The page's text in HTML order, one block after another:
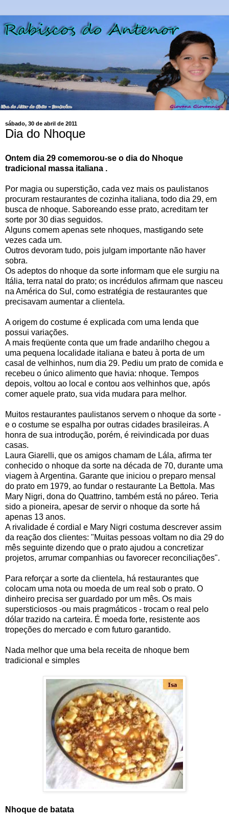
sábado, 30 de abril de 2011
Dia do Nhoque
Ontem dia 29 comemorou-se o dia do Nhoque
tradicional massa italiana .
Por magia ou superstição, cada vez mais os paulistanos
procuram restaurantes de cozinha italiana, todo dia 29, em
busca de nhoque. Saboreando esse prato, acreditam ter
sorte por 30 dias seguidos.
Alguns comem apenas sete nhoques, mastigando sete
vezes cada um.
Outros devoram tudo, pois julgam importante não haver
sobra.
Os adeptos do nhoque da sorte informam que ele surgiu na
Itália, terra natal do prato; os incrédulos afirmam que nasceu
na América do Sul, como estratégia de restaurantes que
precisavam aumentar a clientela.
A origem do costume é explicada com uma lenda que
possui variações.
A mais freqüente conta que um frade andarilho chegou a
uma pequena localidade italiana e bateu à porta de um
casal de velhinhos, num dia 29. Pediu um prato de comida e
recebeu o único alimento que havia: nhoque. Tempos
depois, voltou ao local e contou aos velhinhos que, após
comer aquele prato, sua vida mudara para melhor.
Muitos restaurantes paulistanos servem o nhoque da sorte -
e o costume se espalha por outras cidades brasileiras. A
honra de sua introdução, porém, é reivindicada por duas
casas.
Laura Giarelli, que os amigos chamam de Lála, afirma ter
conhecido o nhoque da sorte na década de 70, durante uma
viagem à Argentina. Garante que iniciou o preparo mensal
do prato em 1979, ao fundar o restaurante La Bettola. Mas
Mary Nigri, dona do Quattrino, também está no páreo. Teria
sido a pioneira, apesar de servir o nhoque da sorte há
apenas 13 anos.
A rivalidade é cordial e Mary Nigri costuma descrever assim
da reação dos clientes: "Muitas pessoas voltam no dia 29 do
mês seguinte dizendo que o prato ajudou a concretizar
projetos, arrumar companhias ou favorecer reconciliações".
Para reforçar a sorte da clientela, há restaurantes que
colocam uma nota ou moeda de um real sob o prato. O
dinheiro precisa ser guardado por um mês. Os mais
supersticiosos -ou mais pragmáticos - trocam o real pelo
dólar trazido na carteira. É moeda forte, resistente aos
tropeções do mercado e com futuro garantido.
Nada melhor que uma bela receita de nhoque bem
tradicional e simples
Nhoque de batata